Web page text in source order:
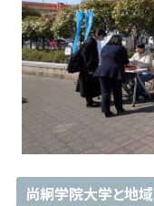
尚絅学院大学と地域